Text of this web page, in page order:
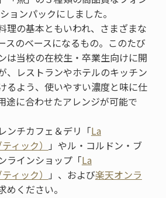
ョンパックにしました。
理の基本ともいわれ、さまざまな
スのベースになるもの。このたび
は当校の在校生・卒業生向けに開
、レストランやホテルのキッチン
るよう、使いやすい濃度と味に仕
途に合わせたアレンジが可能で
ンチカフェ＆デリ「La
ィック）
」やル・コルドン・ブ
ラインショップ「La
ィック）
」、および楽天オンラ
めください。